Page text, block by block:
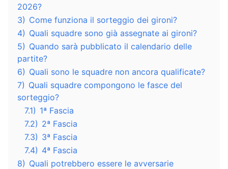
2026?
3) Come funziona il sorteggio dei gironi?
4) Quali squadre sono già assegnate ai gironi?
5) Quando sarà pubblicato il calendario delle
partite?
6) Quali sono le squadre non ancora qualificate?
7) Quali squadre compongono le fasce del
sorteggio?
7.1) 1ª Fascia
7.2) 2ª Fascia
7.3) 3ª Fascia
7.4) 4ª Fascia
8) Quali potrebbero essere le avversarie